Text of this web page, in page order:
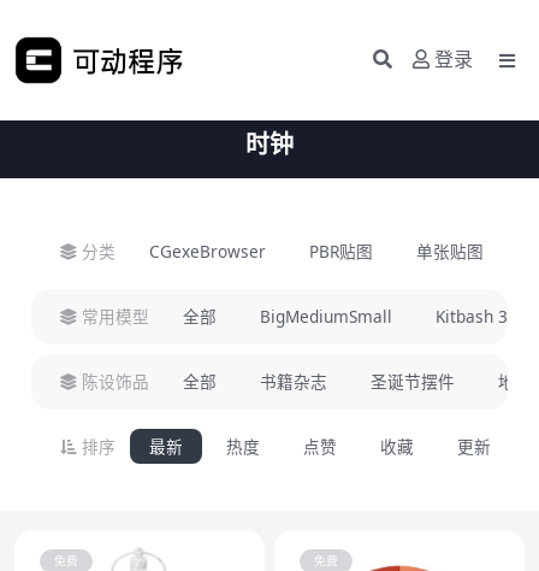
登录
时钟
分类 CGexeBrowser PBR贴图 单张贴图
常用模型 全部 BigMediumSmall Kitbash 3D
陈设饰品 全部 书籍杂志 圣诞节摆件 地毯
排序 最新 热度 点赞 收藏 更新
免费 免费